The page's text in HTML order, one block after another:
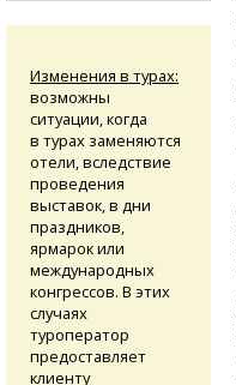
Изменения в турах:
возможны
ситуации, когда
в турах заменяются
отели, вследствие
проведения
выставок, в дни
праздников,
ярмарок или
международных
конгрессов. В этих
случаях
туроператор
предоставляет
клиенту